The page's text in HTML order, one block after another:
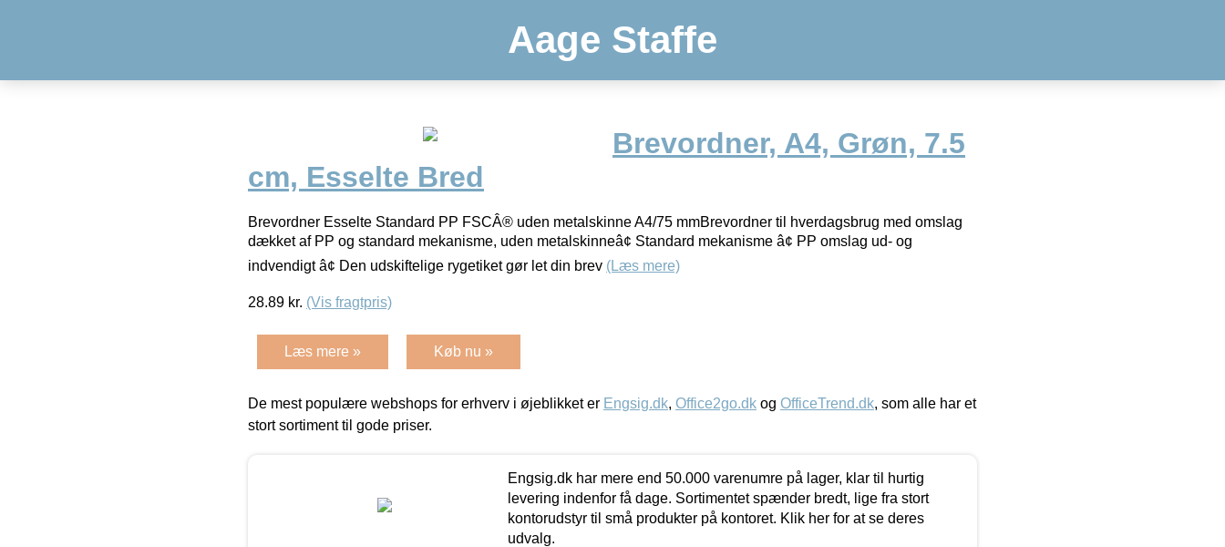
Aage Staffe
Brevordner, A4, Grøn, 7.5
cm, Esselte Bred
Brevordner Esselte Standard PP FSCÂ® uden metalskinne A4/75 mmBrevordner til hverdagsbrug med omslag
dækket af PP og standard mekanisme, uden metalskinneâ¢ Standard mekanisme â¢ PP omslag ud- og
indvendigt â¢ Den udskiftelige rygetiket gør let din brev (Læs mere)
28.89 kr. (Vis fragtpris)
Læs mere » Køb nu »
De mest populære webshops for erhverv i øjeblikket er Engsig.dk, Office2go.dk og OfficeTrend.dk, som alle har et
stort sortiment til gode priser.
Engsig.dk har mere end 50.000 varenumre på lager, klar til hurtig
levering indenfor få dage. Sortimentet spænder bredt, lige fra stort
kontorudstyr til små produkter på kontoret. Klik her for at se deres
udvalg.